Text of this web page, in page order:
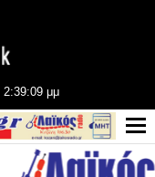
2:39:09 μμ